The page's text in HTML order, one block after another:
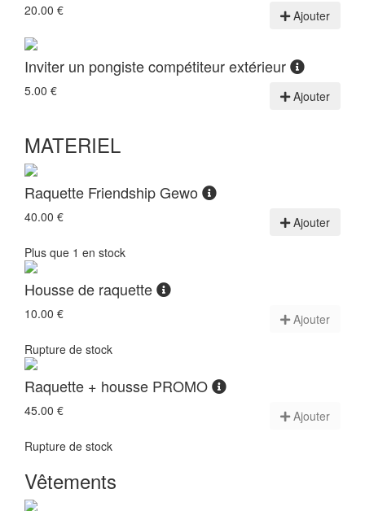
20.00 € Ajouter
Inviter un pongiste compétiteur extérieur
5.00 € Ajouter
MATERIEL
Raquette Friendship Gewo
40.00 €
Ajouter
Plus que 1 en stock
Housse de raquette
10.00 €
Ajouter
Rupture de stock
Raquette + housse PROMO
45.00 €
Ajouter
Rupture de stock
Vêtements